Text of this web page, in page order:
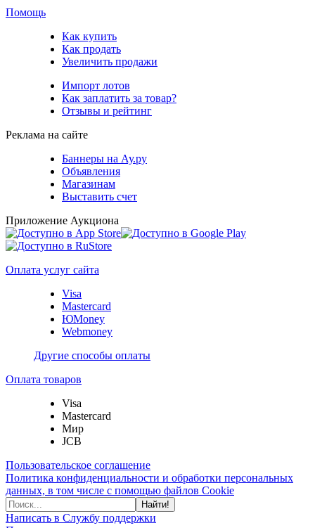
Помощь
Как купить
Как продать
Увеличить продажи
Импорт лотов
Как заплатить за товар?
Отзывы и рейтинг
Реклама на сайте
Баннеры на Ау.ру
Объявления
Магазинам
Выставить счет
Приложение Аукциона
Оплата услуг сайта
Visa
Mastercard
ЮMoney
Webmoney
Другие способы оплаты
Оплата товаров
Visa
Mastercard
Мир
JCB
Пользовательское соглашение
Политика конфиденциальности и обработки персональных
данных, в том числе с помощью файлов Cookie
Найти!
Написать в Службу поддержки